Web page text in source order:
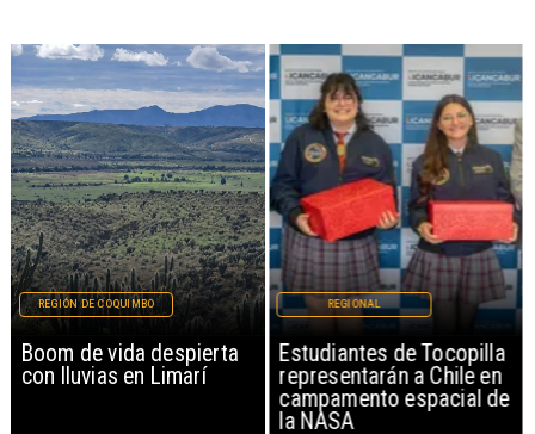
Boom de vida despierta
con lluvias en Limarí
REGIÓN DE COQUIMBO
Estudiantes de Tocopilla
representarán a Chile en
campamento espacial de
la NASA
REGIONAL